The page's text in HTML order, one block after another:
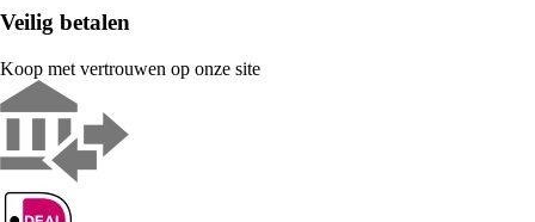
Veilig betalen
Koop met vertrouwen op onze site